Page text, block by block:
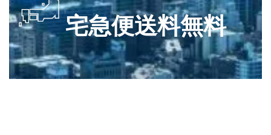
宅急便送料無料